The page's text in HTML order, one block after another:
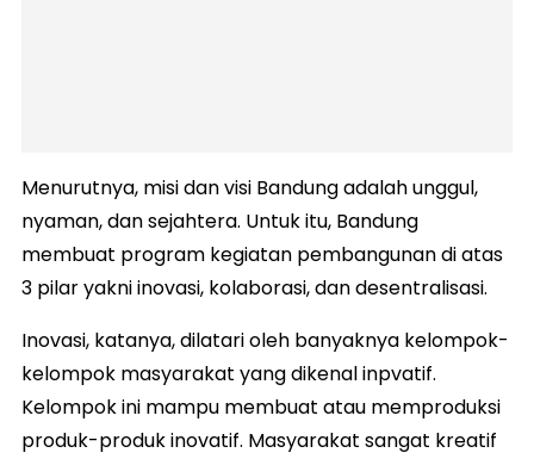
Menurutnya, misi dan visi Bandung adalah unggul,
nyaman, dan sejahtera. Untuk itu, Bandung
membuat program kegiatan pembangunan di atas
3 pilar yakni inovasi, kolaborasi, dan desentralisasi.
Inovasi, katanya, dilatari oleh banyaknya kelompok-
kelompok masyarakat yang dikenal inpvatif.
Kelompok ini mampu membuat atau memproduksi
produk-produk inovatif. Masyarakat sangat kreatif